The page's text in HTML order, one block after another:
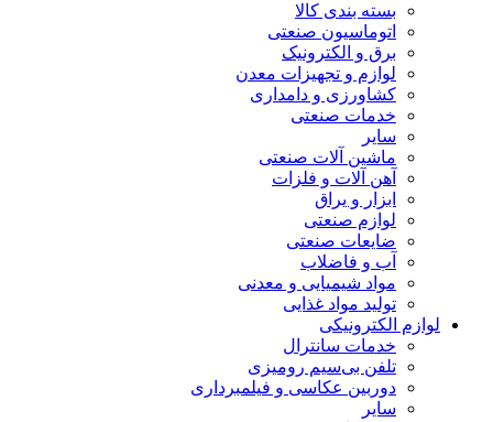
بسته بندی کالا
اتوماسیون صنعتی
برق و الکترونیک
لوازم و تجهیزات معدن
کشاورزی و دامداری
خدمات صنعتی
سایر
ماشین آلات صنعتی
آهن آلات و فلزات
ابزار و یراق
لوازم صنعتی
ضایعات صنعتی
آب و فاضلاب
مواد شیمیایی و معدنی
تولید مواد غذایی
لوازم الکترونیکی
خدمات سانترال
تلفن بی‌سیم رومیزی
دوربین عکاسی و فیلمبرداری
سایر